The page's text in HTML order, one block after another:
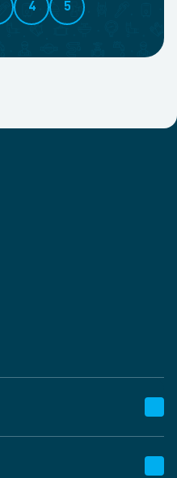
4 5